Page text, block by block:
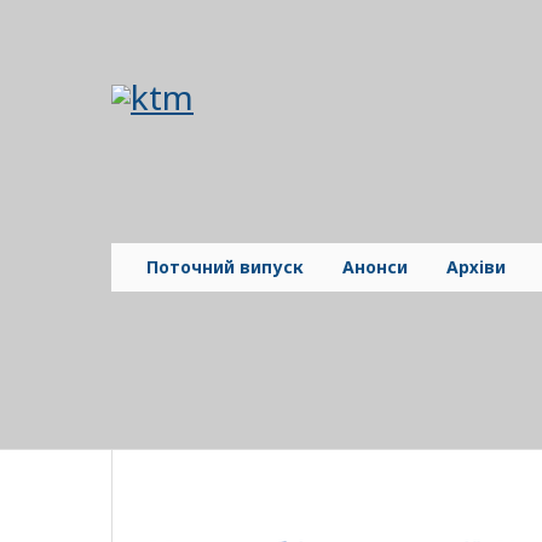
Поточний випуск Анонси Архіви